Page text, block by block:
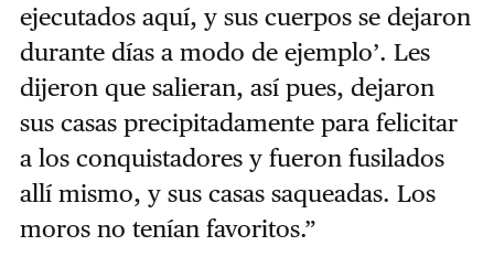
ejecutados aquí, y sus cuerpos se dejaron
durante días a modo de ejemplo’. Les
dijeron que salieran, así pues, dejaron
sus casas precipitadamente para felicitar
a los conquistadores y fueron fusilados
allí mismo, y sus casas saqueadas. Los
moros no tenían favoritos.”